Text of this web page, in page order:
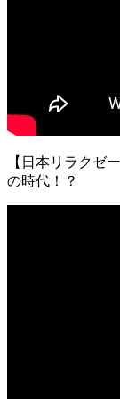
【日本リラクゼ
の時代！？